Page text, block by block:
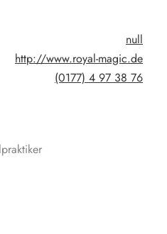
null
http://www.royal-magic.de
(0177) 4 97 38 76